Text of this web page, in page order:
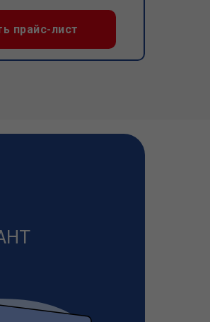
прайс-лист